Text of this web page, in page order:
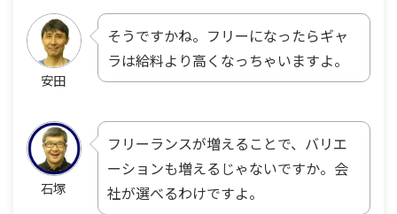
安田
そうですかね。フリーになったらギャ
ラは給料より高くなっちゃいますよ。
石塚
フリーランスが増えることで、バリエ
ーションも増えるじゃないですか。会
社が選べるわけですよ。